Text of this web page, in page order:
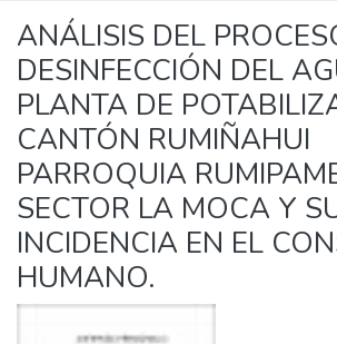
Statistics
Estadísticas Externas
ANÁLISIS DEL
DESINFECCIÓN DEL
PLANTA DE
CANTÓN RUMIÑAHUI
PARROQUIA
SECTOR LA MOCA Y
INCIDENCIA EN EL
HUMANO.